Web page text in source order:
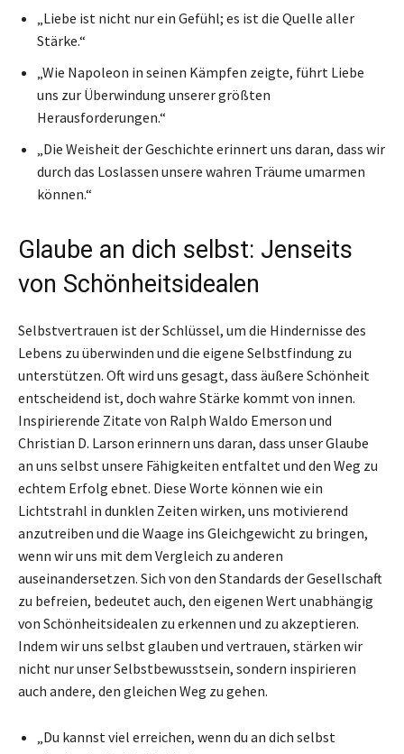
„Liebe ist nicht nur ein Gefühl; es ist die Quelle aller
Stärke.“
„Wie Napoleon in seinen Kämpfen zeigte, führt Liebe
uns zur Überwindung unserer größten
Herausforderungen.“
„Die Weisheit der Geschichte erinnert uns daran, dass wir
durch das Loslassen unsere wahren Träume umarmen
können.“
Glaube an dich selbst: Jenseits
von Schönheitsidealen
Selbstvertrauen ist der Schlüssel, um die Hindernisse des
Lebens zu überwinden und die eigene Selbstfindung zu
unterstützen. Oft wird uns gesagt, dass äußere Schönheit
entscheidend ist, doch wahre Stärke kommt von innen.
Inspirierende Zitate von Ralph Waldo Emerson und
Christian D. Larson erinnern uns daran, dass unser Glaube
an uns selbst unsere Fähigkeiten entfaltet und den Weg zu
echtem Erfolg ebnet. Diese Worte können wie ein
Lichtstrahl in dunklen Zeiten wirken, uns motivierend
anzutreiben und die Waage ins Gleichgewicht zu bringen,
wenn wir uns mit dem Vergleich zu anderen
auseinandersetzen. Sich von den Standards der Gesellschaft
zu befreien, bedeutet auch, den eigenen Wert unabhängig
von Schönheitsidealen zu erkennen und zu akzeptieren.
Indem wir uns selbst glauben und vertrauen, stärken wir
nicht nur unser Selbstbewusstsein, sondern inspirieren
auch andere, den gleichen Weg zu gehen.
„Du kannst viel erreichen, wenn du an dich selbst